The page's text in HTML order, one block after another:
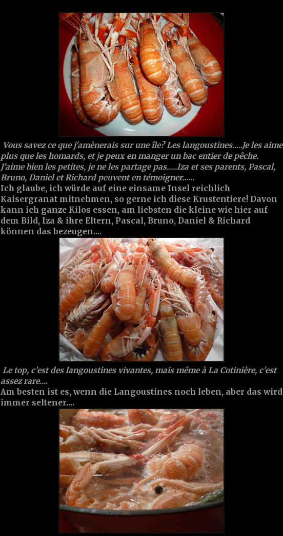
Vous savez ce que j'amènerais sur une île? Les langoustines.....Je les aime
plus que les homards, et je peux en manger un bac entier de pêche.
J'aime bien les petites, je ne les partage pas.....Iza et ses parents, Pascal,
Bruno, Daniel et Richard peuvent en témoigner......
Ich glaube, ich würde auf eine einsame Insel reichlich
Kaisergranat mitnehmen, so gerne ich diese Krustentiere! Davon
kann ich ganze Kilos essen, am liebsten die kleine wie hier auf
dem Bild, Iza & ihre Eltern, Pascal, Bruno, Daniel & Richard
können das bezeugen....
Le top, c'est des langoustines vivantes, mais même à La Cotinière, c'est
assez rare....
Am besten ist es, wenn die Langoustines noch leben, aber das wird
immer seltener....